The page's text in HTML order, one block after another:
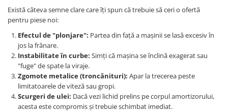
Există câteva semne clare care îți spun că trebuie să ceri o ofertă
pentru piese noi:
Efectul de "plonjare": Partea din față a mașinii se lasă excesiv în
jos la frânare.
Instabilitate în curbe: Simți că mașina se înclină exagerat sau
"fuge" de spate la viraje.
Zgomote metalice (troncănituri): Apar la trecerea peste
limitatoarele de viteză sau gropi.
Scurgeri de ulei: Dacă vezi lichid prelins pe corpul amortizorului,
acesta este compromis și trebuie schimbat imediat.